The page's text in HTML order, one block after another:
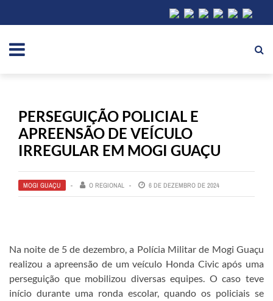
PERSEGUIÇÃO POLICIAL E
APREENSÃO DE VEÍCULO
IRREGULAR EM MOGI GUAÇU
MOGI GUAÇU O REGIONAL 6 DE DEZEMBRO DE 2024
Na noite de 5 de dezembro, a Polícia Militar de Mogi Guaçu
realizou a apreensão de um veículo Honda Civic após uma
perseguição que mobilizou diversas equipes. O caso teve
início durante uma ronda escolar, quando os policiais se